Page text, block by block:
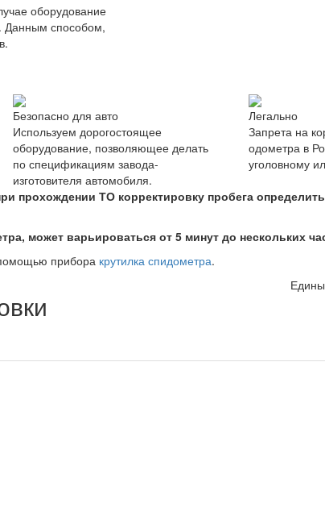
оборудование
Данным способом,
Безопасно для авто
Используем дорогостоящее
оборудование, позволяющее делать
по спецификациям завода-
изготовителя автомобиля.
Легально
Запрета на
одометра в
уголовному
прохождении ТО корректировку пробега
может варьироваться от 5 минут до нескольких
прибора крутилка спидометра.